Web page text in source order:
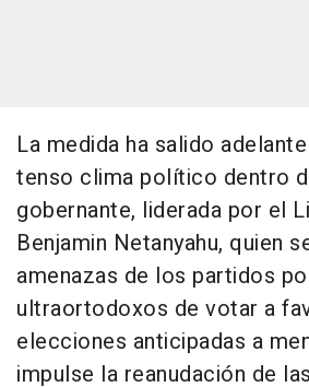
La medida ha salido
tenso clima político dentro
gobernante, liderada por el
Benjamin Netanyahu, quien
amenazas de los partidos
ultraortodoxos de votar a
elecciones anticipadas a
impulse la reanudación de